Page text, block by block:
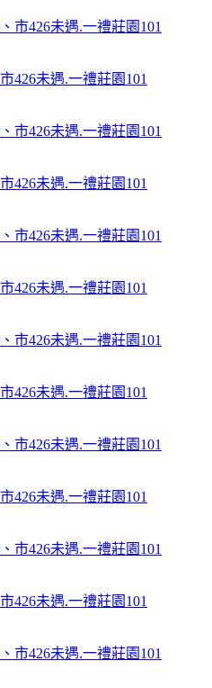
426未遇.一禮莊園101
426未遇.一禮莊園101
426未遇.一禮莊園101
426未遇.一禮莊園101
426未遇.一禮莊園101
426未遇.一禮莊園101